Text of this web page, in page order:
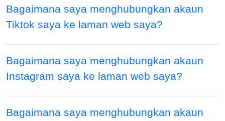
Bagaimana saya menghubungkan akaun
Tiktok saya ke laman web saya?
Bagaimana saya menghubungkan akaun
Instagram saya ke laman web saya?
Bagaimana saya menghubungkan akaun